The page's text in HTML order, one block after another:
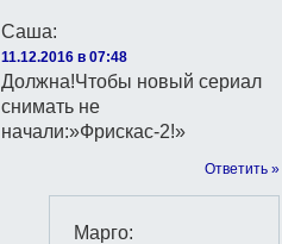
Саша:
11.12.2016 в 07:48
Должна!Чтобы новый сериал
снимать не
начали:»Фрискас-2!»
Ответить »
Марго: